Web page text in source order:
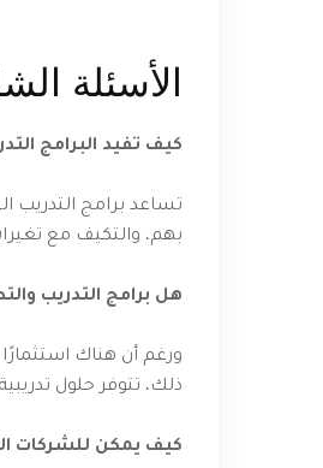
الأسئلة
كيف تفيد البرامج
تساعد برامج التدريب
بهم، والتكيف مع
هل برامج التدريب
ورغم أن هناك استثمارًا
ذلك، تتوفر حلول
كيف يمكن للشركات